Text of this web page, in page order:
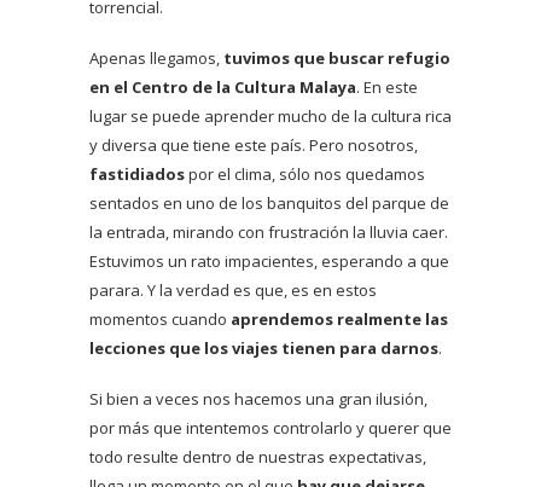
torrencial.
Apenas llegamos, tuvimos que buscar refugio
en el Centro de la Cultura Malaya. En este
lugar se puede aprender mucho de la cultura rica
y diversa que tiene este país. Pero nosotros,
fastidiadospor el clima, sólo nos quedamos
sentados en uno de los banquitos del parque de
la entrada, mirando con frustración la lluvia caer.
Estuvimos un rato impacientes, esperando a que
parara. Y la verdad es que, es en estos
momentos cuando aprendemos realmente las
lecciones que los viajes tienen para darnos.
Si bien a veces nos hacemos una gran ilusión,
por más que intentemos controlarlo y querer que
todo resulte dentro de nuestras expectativas,